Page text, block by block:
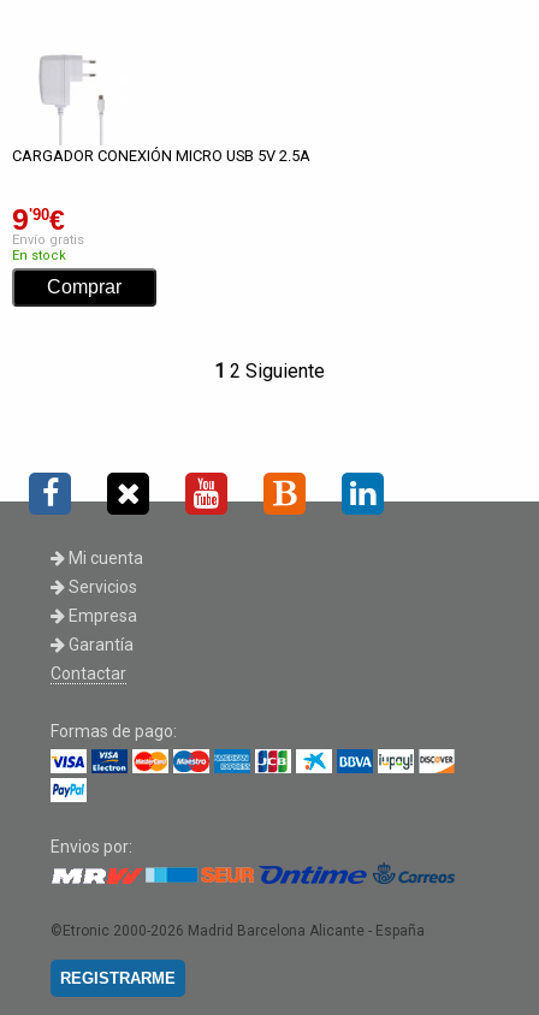
CARGADOR CONEXIÓN MICRO USB 5V 2.5A
9'90€
Envío gratis
En stock
1 2 Siguiente
Mi cuenta
Servicios
Empresa
Garantía
Contactar
Formas de pago:
Envios por:
©Etronic 2000-2026 Madrid Barcelona Alicante - España
REGISTRARME